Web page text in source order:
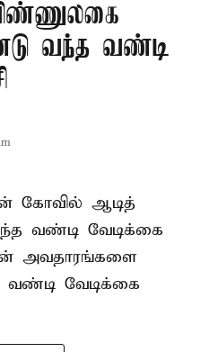
வந்த வண்டி
கோவில் ஆடித்
வண்டி வேடிக்கை
அவதாரங்களை
வண்டி வேடிக்கை